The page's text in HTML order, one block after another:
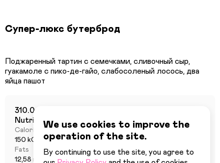
Супер-люкс бутерброд
Поджаренный тартин с семечками, сливочный сыр,
гуакамоле с пико-де-гайо, слабосоленый лосось, два
310.0 г
Nutritional value per 100 grams
Calories
150 kCal
Proteins
7,65 г
Fats
12,58 г
Carbohydrates
1,66 г
We use cookies to improve the
operation of the site.
By continuing to use the site, you agree to